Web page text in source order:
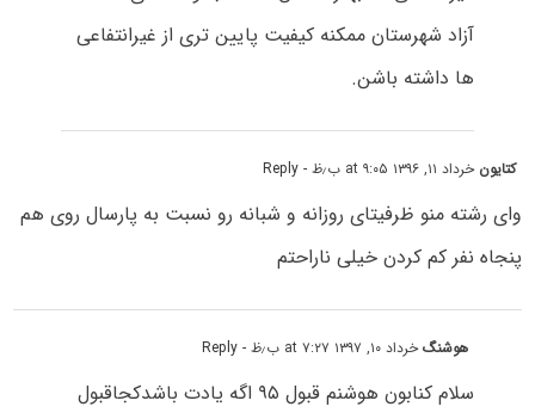
آزاد شهرستان ممکنه کیفیت پایین تری از غیرانتفاعی
ها داشته باشن.
کتایون خرداد ۱۱, ۱۳۹۶ at ۹:۰۵ ب٫ظ - Reply
وای رشته منو ظرفیتای روزانه و شبانه رو نسبت به پارسال روی هم
پنجاه نفر کم کردن خیلی ناراحتم
هوشنگخرداد ۱۰, ۱۳۹۷ at ۷:۲۷ ب٫ظ - Reply
سلام کنابون هوشنم قبول ۹۵ اگه یادت باشدکجاقبول